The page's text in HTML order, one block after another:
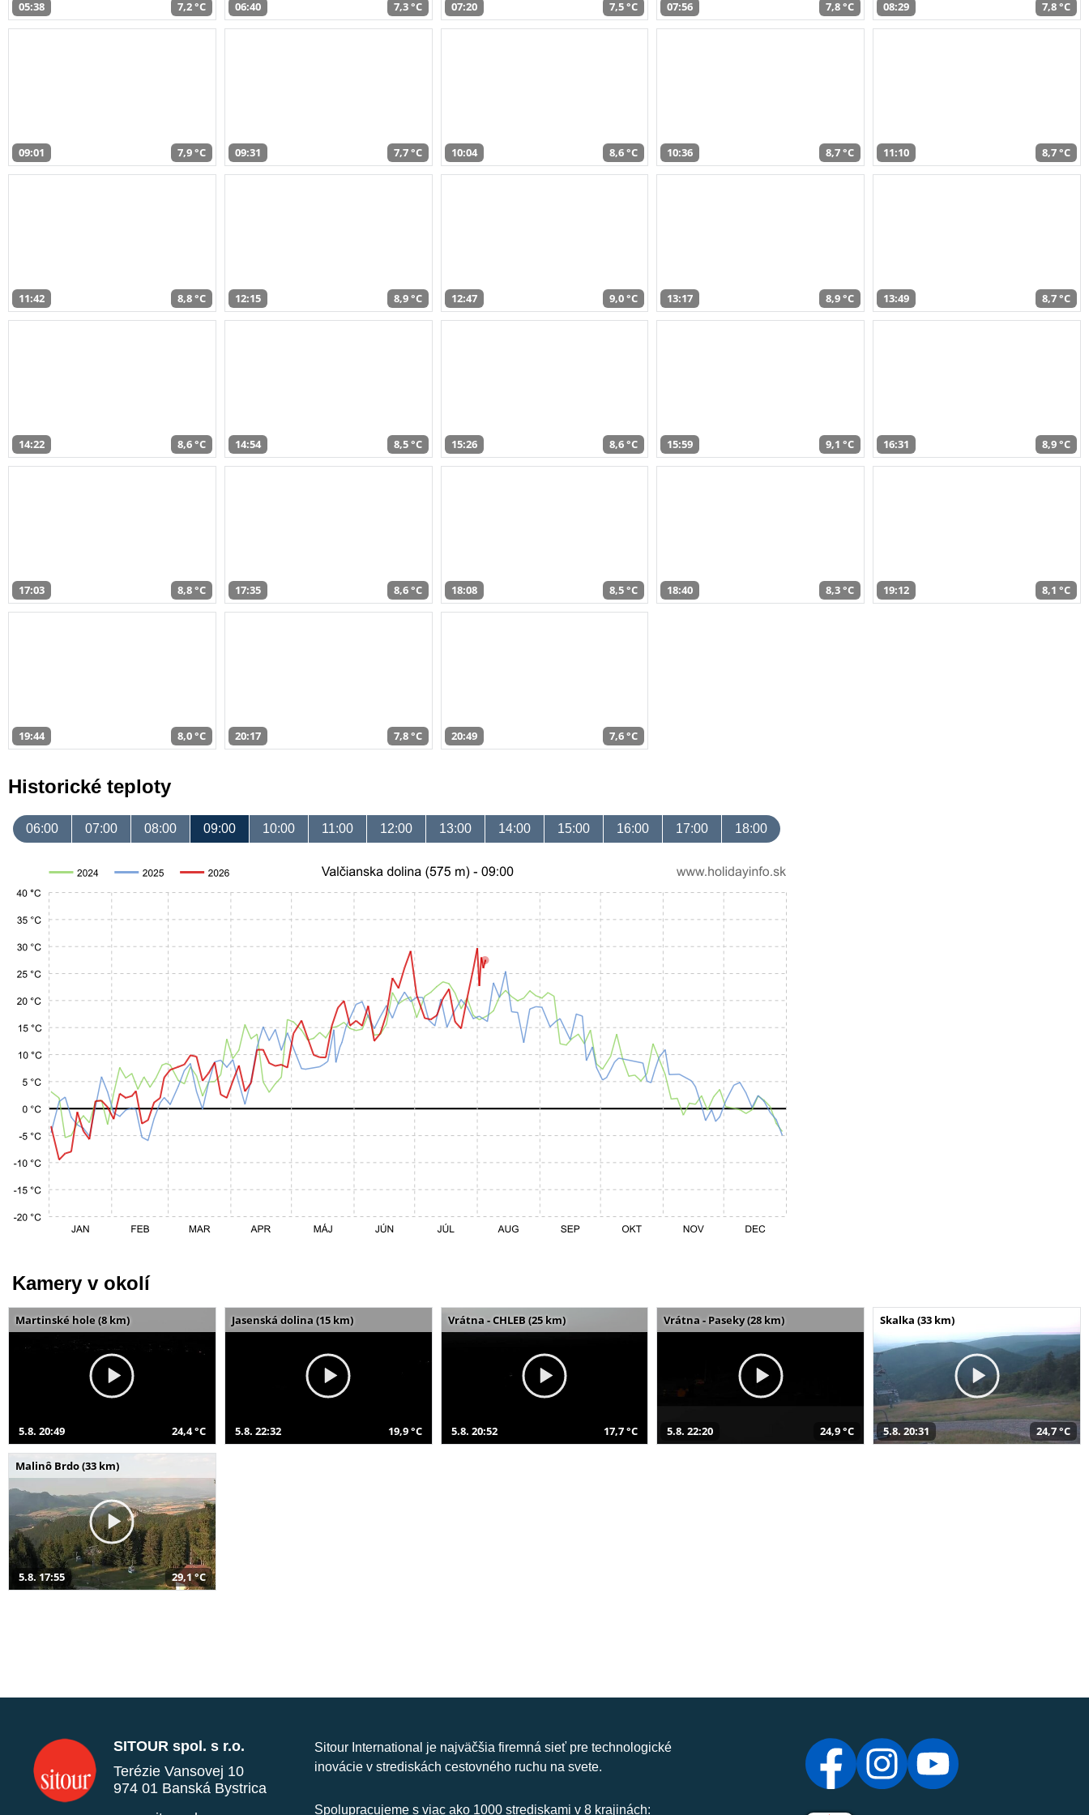
05:38 7,2 °C 06:40 7,3 °C 07:20 7,5 °C 07:56 7,8 °C 08:29 7,8 °C
09:01 7,9 °C 09:31 7,7 °C 10:04 8,6 °C 10:36 8,7 °C 11:10 8,7 °C
11:42 8,8 °C 12:15 8,9 °C 12:47 9,0 °C 13:17 8,9 °C 13:49 8,7 °C
14:22 8,6 °C 14:54 8,5 °C 15:26 8,6 °C 15:59 9,1 °C 16:31 8,9 °C
17:03 8,8 °C 17:35 8,6 °C 18:08 8,5 °C 18:40 8,3 °C 19:12 8,1 °C
19:44 8,0 °C 20:17 7,8 °C 20:49 7,6 °C
Historické teploty
06:00 07:00 08:00 09:00 10:00 11:00 12:00 13:00 14:00 15:00 16:00 17:00 18:00
Kamery v okolí
Martinské hole (8 km)
5.8. 20:49 24,4 °C
Jasenská dolina (15 km)
5.8. 22:32 19,9 °C
Vrátna - CHLEB (25 km)
5.8. 20:52 17,7 °C
Vrátna - Paseky (28 km)
5.8. 22:20 24,9 °C
Skalka (33 km)
5.8. 20:31 24,7 °C
Malinô Brdo (33 km)
5.8. 17:55 29,1 °C
SITOUR spol. s r.o.
Terézie Vansovej 10
974 01 Banská Bystrica
Sitour International je najväčšia firemná sieť pre technologické
inovácie v strediskách cestovného ruchu na svete.
Spolupracujeme s viac ako 1000 strediskami v 8 krajinách: